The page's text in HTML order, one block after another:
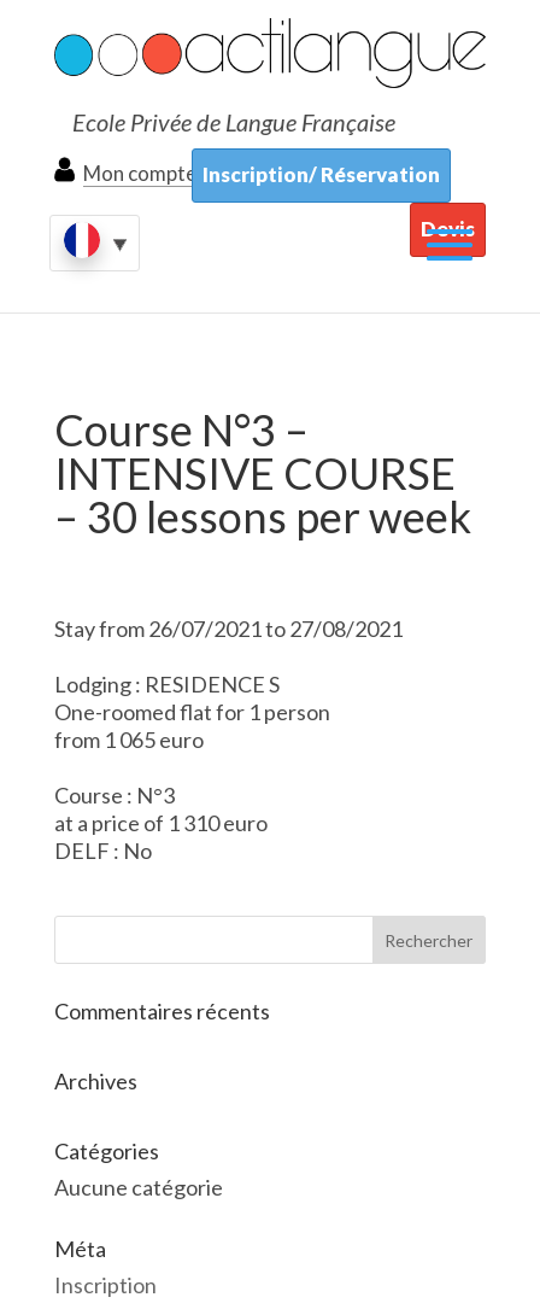
Ecole Privée de Langue Française
Mon compte Inscription/ Réservation
Devis
Course N°3 –
INTENSIVE COURSE
– 30 lessons per week
Stay from 26/07/2021 to 27/08/2021
Lodging : RESIDENCE S
One-roomed flat for 1 person
from 1 065 euro
Course : N°3
at a price of 1 310 euro
DELF : No
Commentaires récents
Archives
Catégories
Aucune catégorie
Méta
Inscription